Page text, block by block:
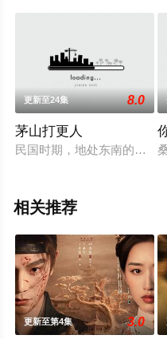
更新至24集 8.0
茅山打更人
民国时期，地处东南的千安
相关推荐
更新至第4集 3.0